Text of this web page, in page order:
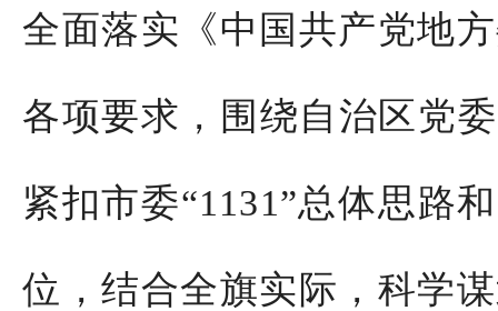
全面落实《中国共产党地
各项要求，围绕自治区党委
紧扣市委“1131”总体思路
位，结合全旗实际，科学